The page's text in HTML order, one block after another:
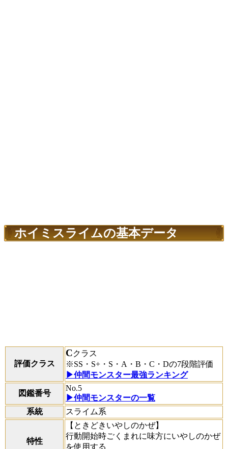
ホイミスライムの基本データ
評価クラス
Cクラス
※SS・S+・S・A・B・C・Dの7段階評価
▶仲間モンスター最強ランキング
図鑑番号
No.5
▶仲間モンスターの一覧
系統
スライム系
特性
【ときどきいやしのかぜ】
行動開始時ごくまれに味方にいやしのかぜ
を使用する